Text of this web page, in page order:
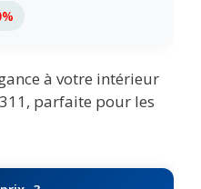
à votre intérieur
parfaite pour les